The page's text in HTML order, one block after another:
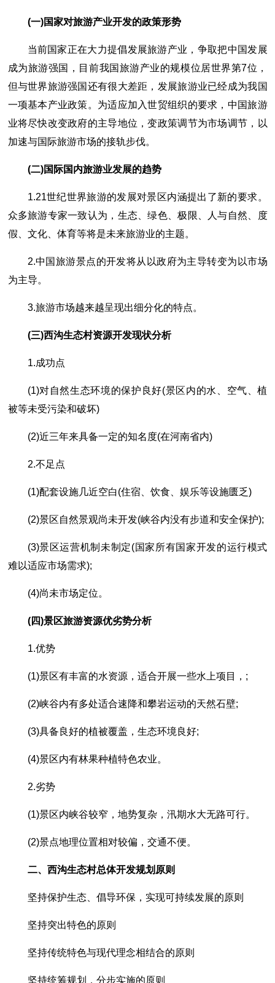
(一)国家对旅游产业开发的政策形势
当前国家正在大力提倡发展旅游产业，争取把中国发展
成为旅游强国，目前我国旅游产业的规模位居世界第7位，
但与世界旅游强国还有很大差距，发展旅游业已经成为我国
一项基本产业政策。为适应加入世贸组织的要求，中国旅游
业将尽快改变政府的主导地位，变政策调节为市场调节，以
加速与国际旅游市场的接轨步伐。
(二)国际国内旅游业发展的趋势
1.21世纪世界旅游的发展对景区内涵提出了新的要求。
众多旅游专家一致认为，生态、绿色、极限、人与自然、度
假、文化、体育等将是未来旅游业的主题。
2.中国旅游景点的开发将从以政府为主导转变为以市场
为主导。
3.旅游市场越来越呈现出细分化的特点。
(三)西沟生态村资源开发现状分析
1.成功点
(1)对自然生态环境的保护良好(景区内的水、空气、植
被等未受污染和破坏)
(2)近三年来具备一定的知名度(在河南省内)
2.不足点
(1)配套设施几近空白(住宿、饮食、娱乐等设施匮乏)
(2)景区自然景观尚未开发(峡谷内没有步道和安全保护);
(3)景区运营机制未制定(国家所有国家开发的运行模式
难以适应市场需求);
(4)尚未市场定位。
(四)景区旅游资源优劣势分析
1.优势
(1)景区有丰富的水资源，适合开展一些水上项目，;
(2)峡谷内有多处适合速降和攀岩运动的天然石壁;
(3)具备良好的植被覆盖，生态环境良好;
(4)景区内有林果种植特色农业。
2.劣势
(1)景区内峡谷较窄，地势复杂，汛期水大无路可行。
(2)景点地理位置相对较偏，交通不便。
二、西沟生态村总体开发规划原则
坚持保护生态、倡导环保，实现可持续发展的原则
坚持突出特色的原则
坚持传统特色与现代理念相结合的原则
坚持统筹规划，分步实施的原则